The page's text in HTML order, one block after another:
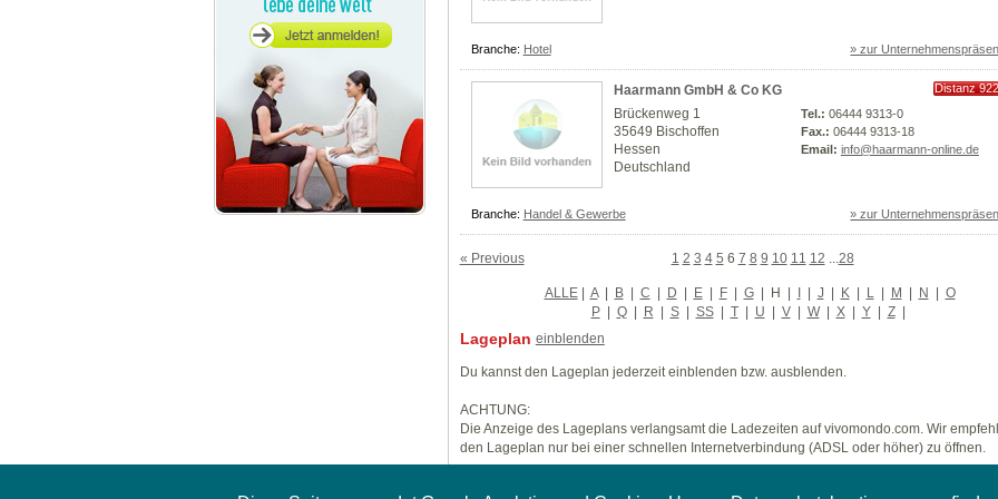
Branche: Hotel » zur
Haarmann GmbH & Co KG
Distanz
Brückenweg 1
35649 Bischoffen
Hessen
Deutschland
Tel.: 06444 9313-0
Fax.: 06444 9313-18
Email: info@haarmann-online.de
Branche: Handel & Gewerbe » zur
« Previous 1 2 3 4 5 6 7 8 9 10 11 12 28
ALLE| A | B | C | D | E | F | G | H | I | J | K | L | M | N | O
P | Q | R | S | SS | T | U | V | W | X | Y | Z |
Lageplan einblenden
Du kannst den Lageplan jederzeit einblenden bzw. ausblenden.
ACHTUNG:
Die Anzeige des Lageplans verlangsamt die Ladezeiten auf vivomondo.com. Wir
den Lageplan nur bei einer schnellen Internetverbindung (ADSL oder höher) zu öffnen.